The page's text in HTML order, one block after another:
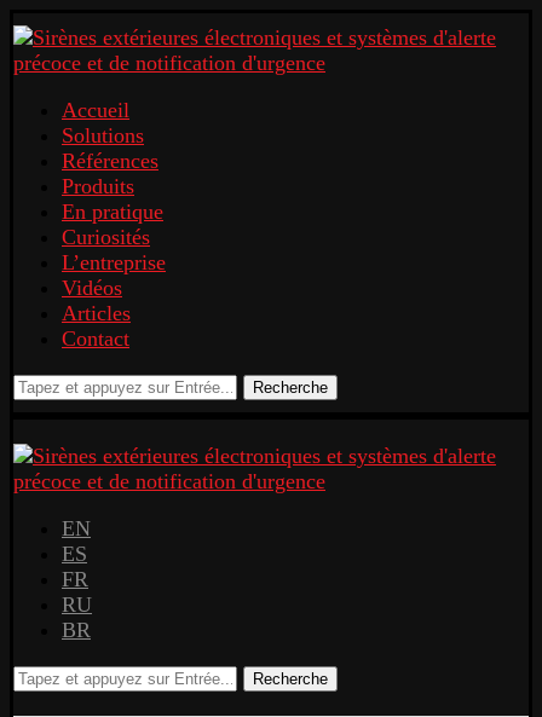
Accueil
Solutions
Références
Produits
En pratique
Curiosités
L’entreprise
Vidéos
Articles
Contact
Recherche
EN
ES
FR
RU
BR
Recherche